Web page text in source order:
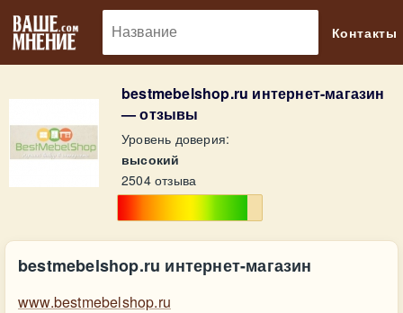
Контакты
bestmebelshop.ru интернет-магазин
— отзывы
Уровень доверия:
высокий
2504 отзыва
bestmebelshop.ru интернет-магазин
www.bestmebelshop.ru